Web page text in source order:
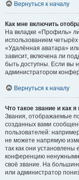
Вернуться к началу
Как мне включить
На вкладке «Профиль»
использованием
«Удалённая аватара»
зависит, включена ли
быть доступны. Если вы
администратором
Вернуться к началу
Что такое звание и как
Звания, отображаемые
созданных вами
пользователей:
не можете напрямую
так как они
конференцию ненужными
своё звание. На
или администратор